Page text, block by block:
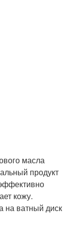
масла
продукт
кожу.
на ватный диск